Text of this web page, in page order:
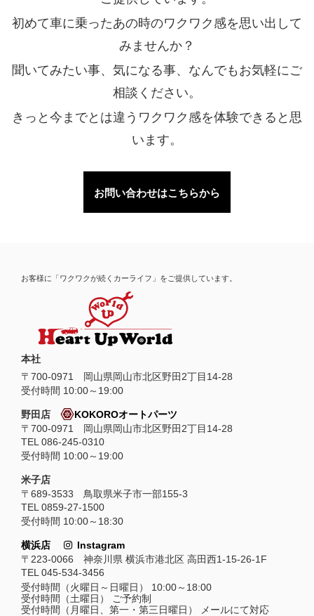
初めて車に乗ったあの時のワクワク感を思い出して
みませんか？
聞いてみたい事、気になる事、なんでもお気軽にご
相談ください。
きっと今までとは違うワクワク感を体験できると思
います。
お問い合わせはこちらから
お客様に「ワクワクが続くカーライフ」をご提供しています。
本社
〒 700-0971 岡山県岡山市北区野田2丁目14-28
受付時間 10:00～19:00
野田店
KOKOROオートパーツ
〒700-0971 岡山県岡山市北区野田2丁目14-28
TEL 086-245-0310
受付時間 10:00～19:00
米子店
〒689-3533 鳥取県米子市一部155-3
TEL 0859-27-1500
受付時間 10:00～18:30
横浜店
Instagram
〒223-0066 神奈川県 横浜市港北区 高田西1-15-26-1F
TEL 045-534-3456
受付時間（火曜日～日曜日） 10:00～18:00
受付時間（土曜日） ご予約制
受付時間（月曜日、第一・第三日曜日） メールにて対応